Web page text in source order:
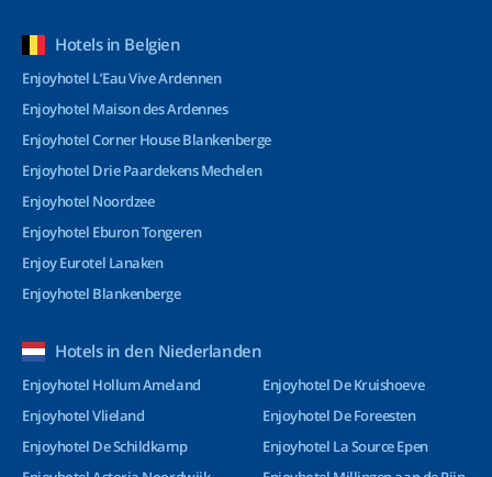
Hotels in Belgien
Enjoyhotel L’Eau Vive Ardennen
Enjoyhotel Maison des Ardennes
Enjoyhotel Corner House Blankenberge
Enjoyhotel Drie Paardekens Mechelen
Enjoyhotel Noordzee
Enjoyhotel Eburon Tongeren
Enjoy Eurotel Lanaken
Enjoyhotel Blankenberge
Hotels in den Niederlanden
Enjoyhotel Hollum Ameland
Enjoyhotel Vlieland
Enjoyhotel De Schildkamp
Enjoyhotel De Kruishoeve
Enjoyhotel De Foreesten
Enjoyhotel La Source Epen